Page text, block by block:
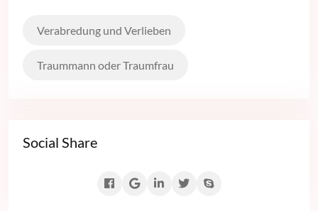
Verabredung und Verlieben
Traummann oder Traumfrau
Social Share